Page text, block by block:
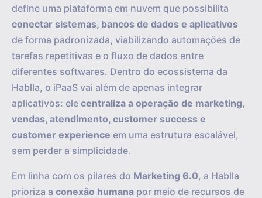
define uma plataforma em nuvem que possibilita
conectar sistemas, bancos de dados e aplicativos
de forma padronizada, viabilizando automações de
tarefas repetitivas e o fluxo de dados entre
diferentes softwares. Dentro do ecossistema da
Hablla, o iPaaS vai além de apenas integrar
aplicativos: ele centraliza a operação de marketing,
vendas, atendimento, customer success e
customer experience em uma estrutura escalável,
sem perder a simplicidade.
Em linha com os pilares do Marketing 6.0, a Hablla
prioriza a conexão humana por meio de recursos de